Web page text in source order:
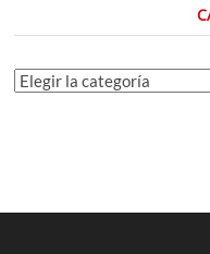
Categorías